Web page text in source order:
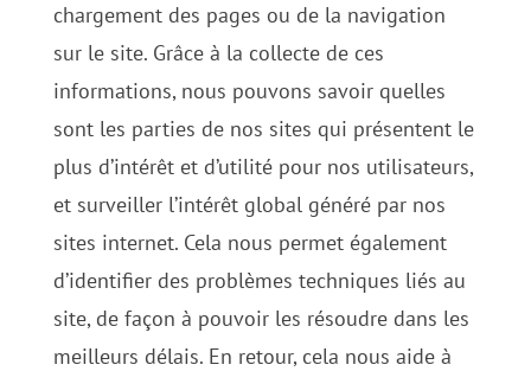
chargement des pages ou de la navigation
sur le site. Grâce à la collecte de ces
informations, nous pouvons savoir quelles
sont les parties de nos sites qui présentent le
plus d’intérêt et d’utilité pour nos utilisateurs,
et surveiller l’intérêt global généré par nos
sites internet. Cela nous permet également
d’identifier des problèmes techniques liés au
site, de façon à pouvoir les résoudre dans les
meilleurs délais. En retour, cela nous aide à